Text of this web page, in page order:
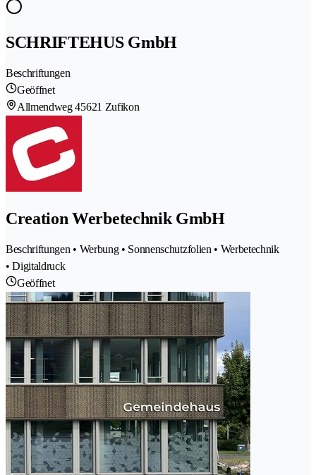
SCHRIFTEHUS GmbH
Beschriftungen
Geöffnet
Allmendweg 45621 Zufikon
Creation Werbetechnik GmbH
Beschriftungen • Werbung • Sonnenschutzfolien • Werbetechnik
• Digitaldruck
Geöffnet